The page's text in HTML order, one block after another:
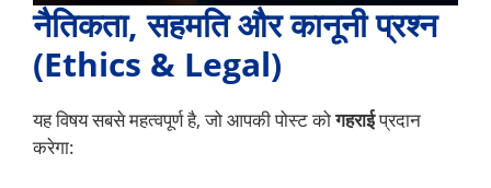
नैतिकता, सहमति और कानूनी प्रश्न
(Ethics & Legal)
यह विषय सबसे महत्वपूर्ण है, जो आपकी पोस्ट कोगहराईप्रदान
करेगा: